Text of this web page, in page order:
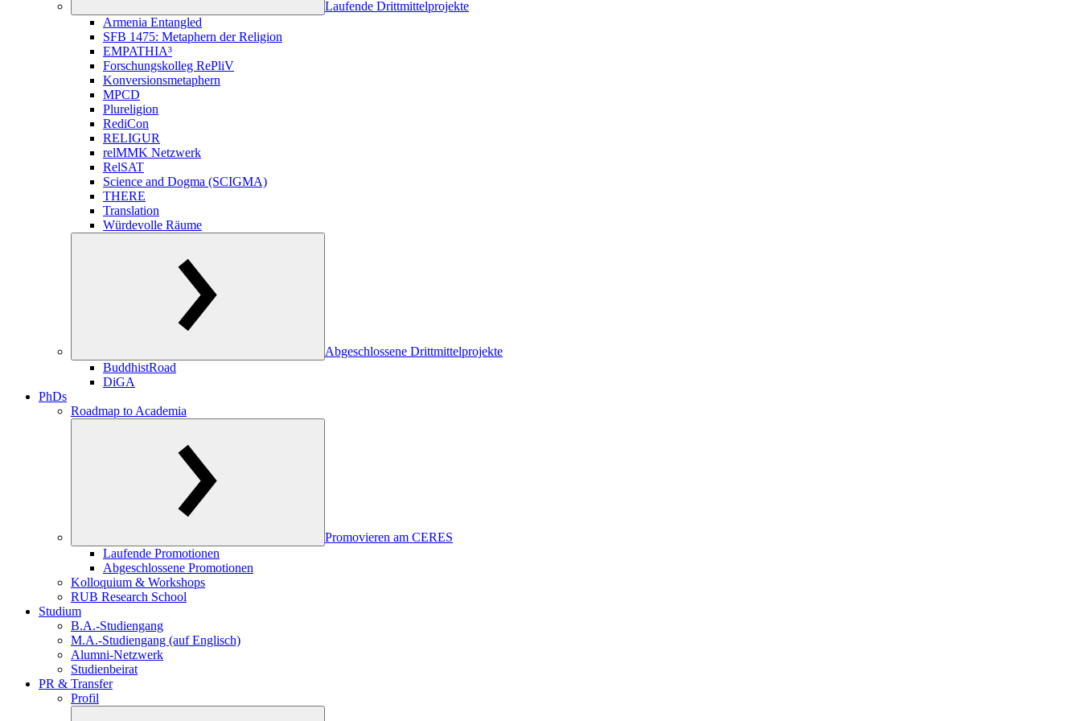
Laufende Drittmittelprojekte
Armenia Entangled
SFB 1475: Metaphern der Religion
EMPATHIA³
Forschungskolleg RePliV
Konversionsmetaphern
MPCD
Plureligion
RediCon
RELIGUR
relMMK Netzwerk
RelSAT
Science and Dogma (SCIGMA)
THERE
Translation
Würdevolle Räume
Abgeschlossene Drittmittelprojekte
BuddhistRoad
DiGA
PhDs
Roadmap to Academia
Promovieren am CERES
Laufende Promotionen
Abgeschlossene Promotionen
Kolloquium & Workshops
RUB Research School
Studium
B.A.-Studiengang
M.A.-Studiengang (auf Englisch)
Alumni-Netzwerk
Studienbeirat
PR & Transfer
Profil